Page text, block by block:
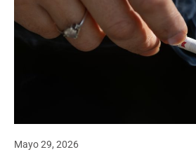
Mayo 29, 2026